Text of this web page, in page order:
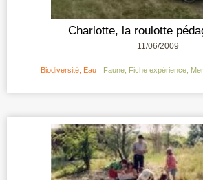
Charlotte, la roulotte
11/06/2009
Biodiversité Eau Faune Fiche expérience